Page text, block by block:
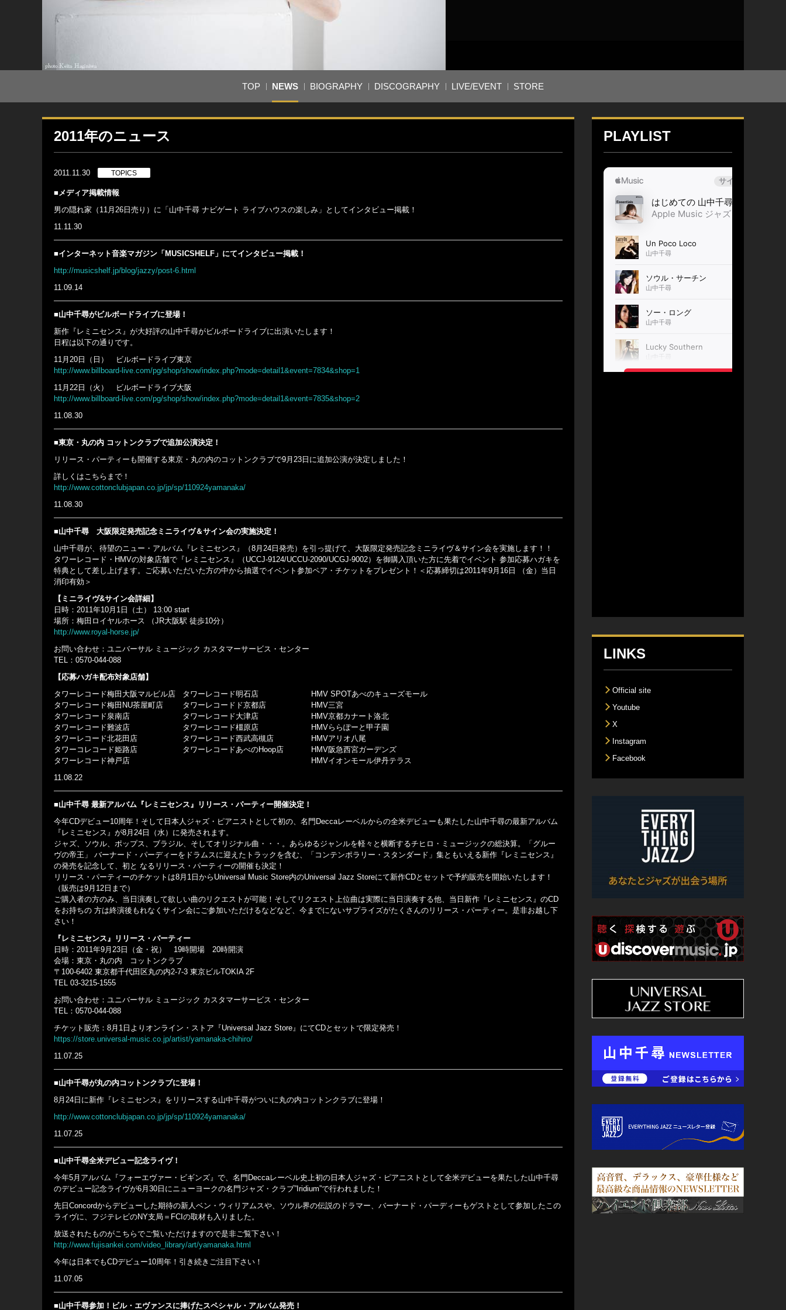
TOP NEWS BIOGRAPHY DISCOGRAPHY LIVE/EVENT STORE
2011年のニュース
2011.11.30 TOPICS
■メディア掲載情報
男の隠れ家（11月26日売り）に「山中千尋 ナビゲート ライブハウスの楽しみ」としてインタビュー掲載！
11.11.30
■インターネット音楽マガジン「MUSICSHELF」にてインタビュー掲載！
http://musicshelf.jp/blog/jazzy/post-6.html
11.09.14
■山中千尋がビルボードライブに登場！
新作『レミニセンス』が大好評の山中千尋がビルボードライブに出演いたします！
日程は以下の通りです。
11月20日（日） ビルボードライブ東京
http://www.billboard-live.com/pg/shop/show/index.php?mode=detail1&event=7834&shop=1
11月22日（火） ビルボードライブ大阪
http://www.billboard-live.com/pg/shop/show/index.php?mode=detail1&event=7835&shop=2
11.08.30
■東京・丸の内 コットンクラブで追加公演決定！
リリース・パーティーも開催する東京・丸の内のコットンクラブで9月23日に追加公演が決定しました！
詳しくはこちらまで！
http://www.cottonclubjapan.co.jp/jp/sp/110924yamanaka/
11.08.30
■山中千尋 大阪限定発売記念ミニライヴ＆サイン会の実施決定！
山中千尋が、待望のニュー・アルバム『レミニセンス』（8月24日発売）を引っ提げて、大阪限定発売記念ミニライヴ＆サイン会を実施します！！
タワーレコード・HMVの対象店舗で『レミニセンス』（UCCJ-9124/UCCU-2090/UCGJ-9002）を御購入頂いた方に先着でイベント 参加応募ハガキを
特典として差し上げます。ご応募いただいた方の中から抽選でイベント参加ペア・チケットをプレゼント！＜応募締切は2011年9月16日 （金）当日
消印有効＞
【ミニライヴ&サイン会詳細】
日時：2011年10月1日（土） 13:00 start
場所：梅田ロイヤルホース （JR大阪駅 徒歩10分）
http://www.royal-horse.jp/
お問い合わせ：ユニバーサル ミュージック カスタマーサービス・センター
TEL：0570-044-088
【応募ハガキ配布対象店舗】
タワーレコード梅田大阪マルビル店
タワーレコード梅田NU茶屋町店
タワーレコード泉南店
タワーレコード難波店
タワーレコード北花田店
タワーコレコード姫路店
タワーレコード神戸店
タワーレコード明石店
タワーレコードド京都店
タワーレコード大津店
タワーレコード橿原店
タワーレコード西武高槻店
タワーレコードあべのHoop店
HMV SPOTあべのキューズモール
HMV三宮
HMV京都カナート洛北
HMVららぽーと甲子園
HMVアリオ八尾
HMV阪急西宮ガーデンズ
HMVイオンモール伊丹テラス
11.08.22
■山中千尋 最新アルバム『レミニセンス』リリース・パーティー開催決定！
今年CDデビュー10周年！そして日本人ジャズ・ピアニストとして初の、名門Deccaレーベルからの全米デビューも果たした山中千尋の最新アルバム
『レミニセンス』が8月24日（水）に発売されます。
ジャズ、ソウル、ポップス、ブラジル、そしてオリジナル曲・・・。あらゆるジャンルを軽々と横断するチヒロ・ミュージックの総決算。「グルー
ヴの帝王」 バーナード・パーディーをドラムスに迎えたトラックを含む、「コンテンポラリー・スタンダード」集ともいえる新作『レミニセンス』
の発売を記念して、初と なるリリース・パーティーの開催も決定！
リリース・パーティーのチケットは8月1日からUniversal Music Store内のUniversal Jazz Storeにて新作CDとセットで予約販売を開始いたします！
（販売は9月12日まで）
ご購入者の方のみ、当日演奏して欲しい曲のリクエストが可能！そしてリクエスト上位曲は実際に当日演奏する他、当日新作『レミニセンス』のCD
をお持ちの 方は終演後もれなくサイン会にご参加いただけるなどなど、今までにないサプライズがたくさんのリリース・パーティー。是非お越し下
さい！
『レミニセンス』リリース・パーティー
日時：2011年9月23日（金・祝） 19時開場 20時開演
会場：東京・丸の内 コットンクラブ
〒100-6402 東京都千代田区丸の内2-7-3 東京ビルTOKIA 2F
TEL 03-3215-1555
お問い合わせ：ユニバーサル ミュージック カスタマーサービス・センター
TEL：0570-044-088
チケット販売：8月1日よりオンライン・ストア『Universal Jazz Store』にてCDとセットで限定発売！
https://store.universal-music.co.jp/artist/yamanaka-chihiro/
11.07.25
■山中千尋が丸の内コットンクラブに登場！
8月24日に新作『レミニセンス』をリリースする山中千尋がついに丸の内コットンクラブに登場！
http://www.cottonclubjapan.co.jp/jp/sp/110924yamanaka/
11.07.25
■山中千尋全米デビュー記念ライヴ！
今年5月アルバム『フォーエヴァー・ビギンズ』で、名門Deccaレーベル史上初の日本人ジャズ・ピアニストとして全米デビューを果たした山中千尋
のデビュー記念ライヴが6月30日にニューヨークの名門ジャズ・クラブ”Iridium”で行われました！
先日Concordからデビューした期待の新人ベン・ウィリアムスや、ソウル界の伝説のドラマー、バーナード・パーディーもゲストとして参加したこの
ライヴに、フジテレビのNY支局＝FCIの取材も入りました。
放送されたものがこちらでご覧いただけますので是非ご覧下さい！
http://www.fujisankei.com/video_library/art/yamanaka.html
今年は日本でもCDデビュー10周年！引き続きご注目下さい！
11.07.05
■山中千尋参加！ビル・エヴァンスに捧げたスペシャル・アルバム発売！
PLAYLIST
LINKS
Official site
Youtube
X
Instagram
Facebook